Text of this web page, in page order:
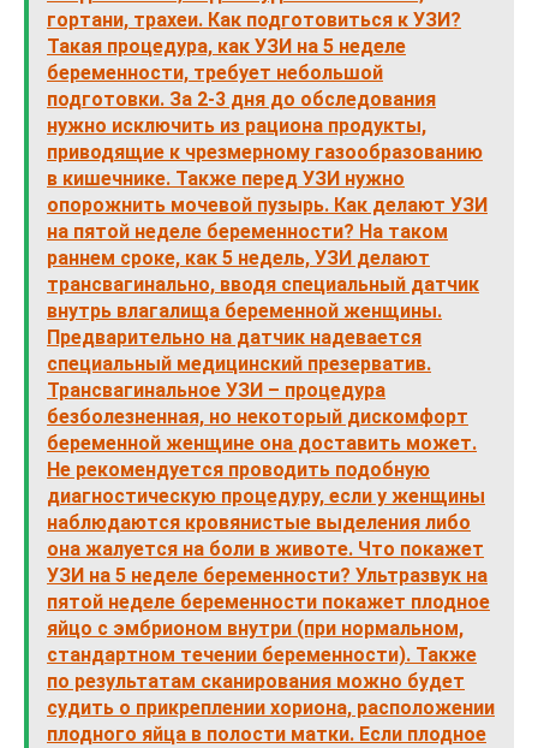
гортани, трахеи. Как подготовиться к УЗИ?
Такая процедура, как УЗИ на 5 неделе
беременности, требует небольшой
подготовки. За 2-3 дня до обследования
нужно исключить из рациона продукты,
приводящие к чрезмерному газообразованию
в кишечнике. Также перед УЗИ нужно
опорожнить мочевой пузырь. Как делают УЗИ
на пятой неделе беременности? На таком
раннем сроке, как 5 недель, УЗИ делают
трансвагинально, вводя специальный датчик
внутрь влагалища беременной женщины.
Предварительно на датчик надевается
специальный медицинский презерватив.
Трансвагинальное УЗИ – процедура
безболезненная, но некоторый дискомфорт
беременной женщине она доставить может.
Не рекомендуется проводить подобную
диагностическую процедуру, если у женщины
наблюдаются кровянистые выделения либо
она жалуется на боли в животе. Что покажет
УЗИ на 5 неделе беременности? Ультразвук на
пятой неделе беременности покажет плодное
яйцо с эмбрионом внутри (при нормальном,
стандартном течении беременности). Также
по результатам сканирования можно будет
судить о прикреплении хориона, расположении
плодного яйца в полости матки. Если плодное